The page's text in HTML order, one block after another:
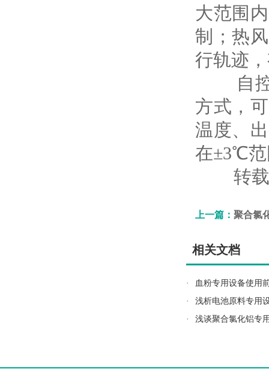
大范围
制；热
行轨迹
自控系
方式，
温度、
在±3℃范
转载
上一篇： 聚合氯化
相关文档
·
血粉专用设备使用
·
浅析电池原料专用
·
浅谈聚合氯化铝专